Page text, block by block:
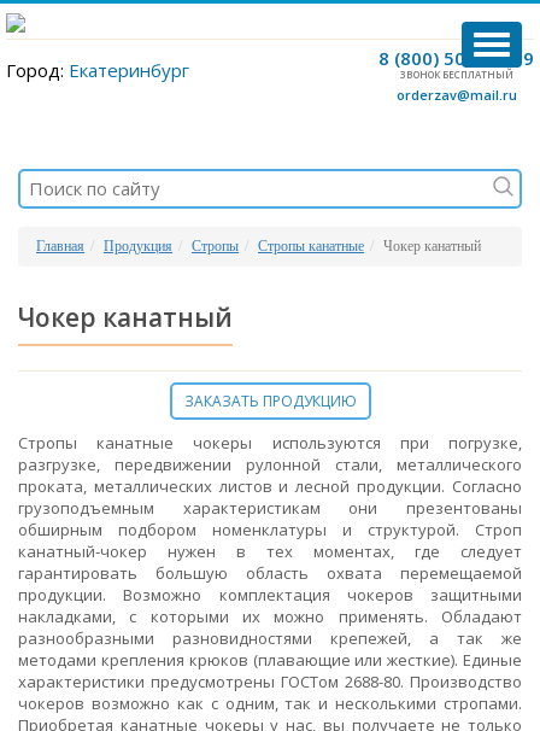
8 (800) 500-12-09
ЗВОНОК БЕСПЛАТНЫЙ
orderzav@mail.ru
Город: Екатеринбург
Главная Продукция Стропы Стропы канатные Чокер канатный
Чокер канатный
ЗАКАЗАТЬ ПРОДУКЦИЮ
Стропы канатные чокеры используются при погрузке,
разгрузке, передвижении рулонной стали, металлического
проката, металлических листов и лесной продукции. Согласно
грузоподъемным характеристикам они презентованы
обширным подбором номенклатуры и структурой. Строп
канатный-чокер нужен в тех моментах, где следует
гарантировать большую область охвата перемещаемой
продукции. Возможно комплектация чокеров защитными
накладками, с которыми их можно применять. Обладают
разнообразными разновидностями крепежей, а так же
методами крепления крюков (плавающие или жесткие). Единые
характеристики предусмотрены ГОСТом 2688-80. Производство
чокеров возможно как с одним, так и несколькими стропами.
Приобретая канатные чокеры у нас, вы получаете не только